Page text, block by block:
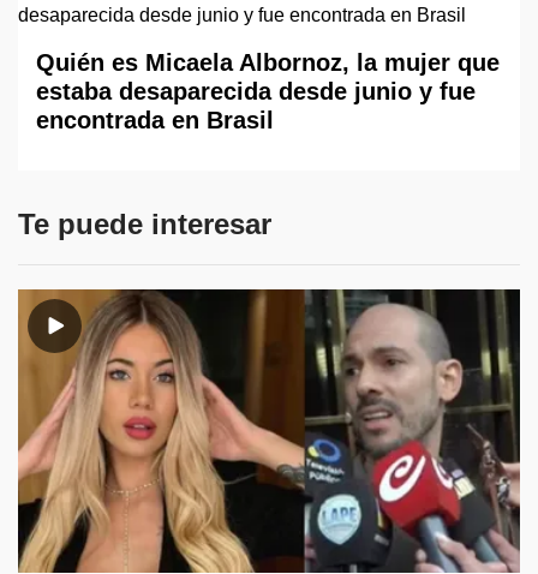
Quién es Micaela Albornoz, la mujer que
estaba desaparecida desde junio y fue
encontrada en Brasil
Te puede interesar